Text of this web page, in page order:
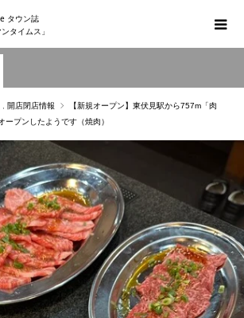
タウン誌
ンタイムス」
開店閉店情報
【新規オープン】東伏見駅から757m「肉
プンしたようです（焼肉）